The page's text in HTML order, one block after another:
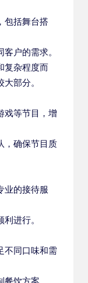
包括舞台搭
户的需求。
复杂程度而
部分。
戏等节目，增
，确保节目质
业的接待服
进行。
不同口味和需